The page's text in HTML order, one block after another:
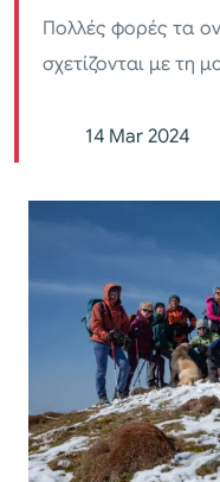
Πολλές φορές τα
σχετίζονται με τη
14 Mar 2024